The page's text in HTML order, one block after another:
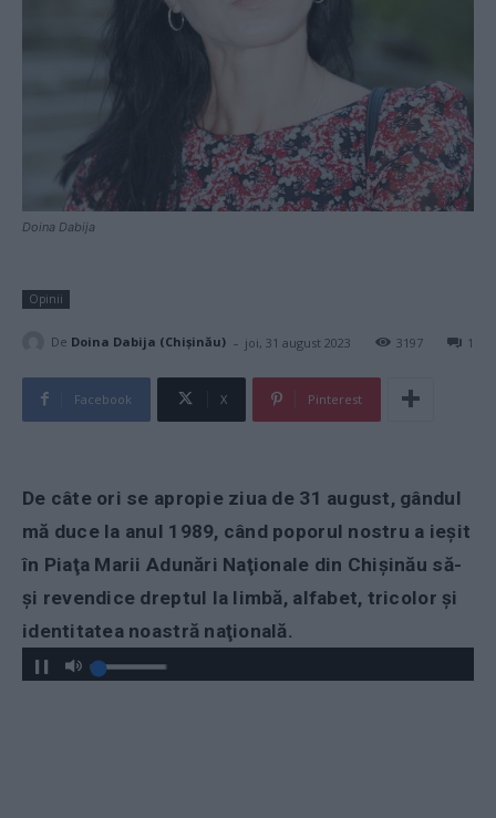
Doina Dabija
Opinii
De Doina Dabija (Chișinău) - joi, 31 august 2023 1
3197
Facebook X Pinterest
De câte ori se apropie ziua de 31 august, gândul
mă duce la anul 1989, când poporul nostru a ieşit
în Piaţa Marii Adunări Naţionale din Chișinău să-
şi revendice dreptul la limbă, alfabet, tricolor şi
identitatea noastră naţională.